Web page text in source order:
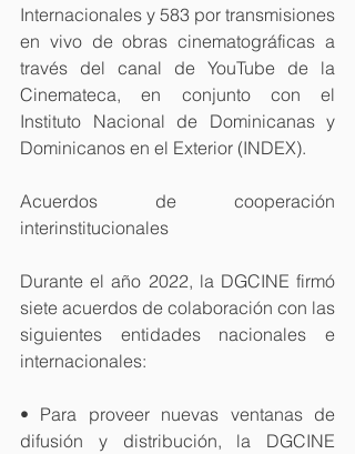
Internacionales y 583 por transmisiones
en vivo de obras cinematográficas a
través del canal de YouTube de la
Cinemateca, en conjunto con el
Instituto Nacional de Dominicanas y
Dominicanos en el Exterior (INDEX).
Acuerdos de cooperación
interinstitucionales
Durante el año 2022, la DGCINE firmó
siete acuerdos de colaboración con las
siguientes entidades nacionales e
internacionales:
• Para proveer nuevas ventanas de
difusión y distribución, la DGCINE